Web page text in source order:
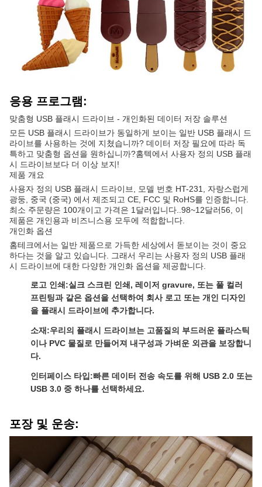
응용 프로그램:
맞춤형 USB 플래시 드라이브 - 개인화된 데이터 저장 솔루션
모든 USB 플래시 드라이브가 동일하게 보이는 일반 USB 플래시 드
라이브를 사용하는 것에 지쳤습니까? 데이터 저장 필요에 따라 독
특하고 맞춤형 옵션을 원하십니까?홈텍에서 사용자 정의 USB 플래
시 드라이브보다 더 이상 보지!
제품 개요
사용자 정의 USB 플래시 드라이브, 모델 번호 HT-231, 자랑스럽게
광둥, 중국 (중국) 에서 제조되고 CE, FCC 및 RoHS를 인증합니다.
최소 주문량은 100개이고 가격은 1달러입니다..98~12달러56, 이
제품은 개인용과 비즈니스용 모두에 적합합니다.
개인화 옵션
홈테크에서는 일반 제품으로 가득한 세상에서 돋보이는 것이 중요
하다는 것을 알고 있습니다. 그래서 우리는 사용자 정의 USB 플래
시 드라이브에 대한 다양한 개인화 옵션을 제공합니다.
로고 인쇄:실크 스크린 인쇄, 레이저 gravure, 또는 풀 컬러
프린팅과 같은 옵션을 선택하여 회사 로고 또는 개인 디자인
을 플래시 드라이브에 추가합니다.
소재:우리의 플래시 드라이브는 고품질의 부드러운 플라스틱
이나 PVC 물질로 만들어져 내구성과 가벼운 외관을 보장합니
다.
인터페이스 타입:빠른 데이터 전송 속도를 위해 USB 2.0 또는
USB 3.0 중 하나를 선택하세요.
포장 및 운송: